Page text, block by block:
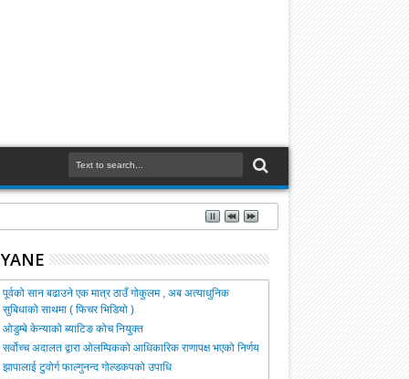
पूर्वको सान बढाउने एक मात्र ठाउँ गोकुलम , अब अत्याधुनिक
सुबिधाको साथमा ( फिचर भिडियो )
ओडुम्बे केन्याको ब्याटिङ कोच नियुक्त
सर्वोच्च अदालत द्वारा ओलम्पिकको आधिकारिक राणापक्ष भएको निर्णय
झापालाई टुवोर्ग फाल्गुनन्द गोल्डकपको उपाधि